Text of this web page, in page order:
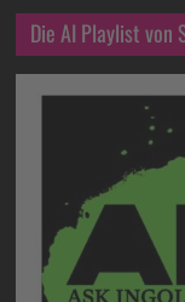
Die AI Playlist von